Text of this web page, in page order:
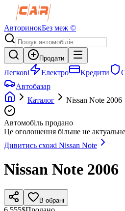
АвторинокБез меж ©
Продати
Легкові Електро Кредити
Автобазар
Каталог
Nissan Note 2006
Автомобіль продано
Це оголошення більше не
Дивитись схожі Nissan Note
Nissan Note 2006
В обрані